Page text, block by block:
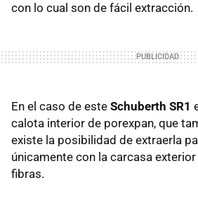
con lo cual son de fácil extracción.
En el caso de este Schuberth SR1
calota interior de porexpan, que
existe la posibilidad de extraerla
únicamente con la carcasa
fibras.